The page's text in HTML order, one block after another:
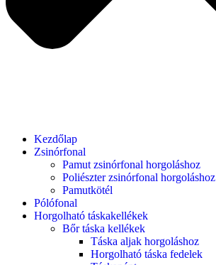
Kezdőlap
Zsinórfonal
Pamut zsinórfonal horgoláshoz
Poliészter zsinórfonal horgoláshoz
Pamutkötél
Pólófonal
Horgolható táskakellékek
Bőr táska kellékek
Táska aljak horgoláshoz
Horgolható táska fedelek